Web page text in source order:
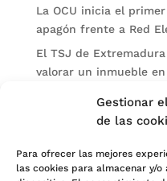
Gestionar
de las
Para ofrecer las mejores
las cookies para almacenar y/
La OCU inicia el
apagón frente a Red
El TSJ de
valorar un inmueble en
Un burofax genérico
intento de MASC antes
Categorías